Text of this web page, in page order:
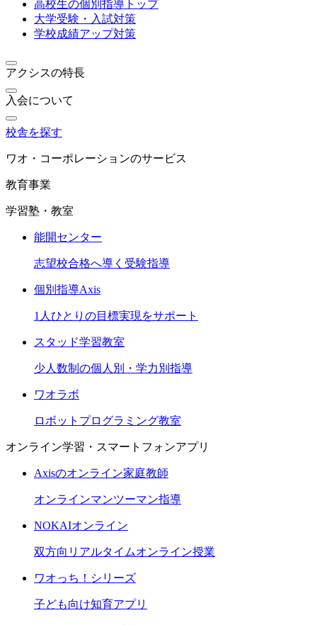
高校生の個別指導トップ
大学受験・入試対策
学校成績アップ対策
アクシスの特長
入会について
校舎を探す
ワオ・コーポレーションのサービス
教育事業
学習塾・教室
能開センター
志望校合格へ導く受験指導
個別指導Axis
1人ひとりの目標実現をサポート
スタッド学習教室
少人数制の個人別・学力別指導
ワオラボ
ロボットプログラミング教室
オンライン学習・スマートフォンアプリ
Axisのオンライン家庭教師
オンラインマンツーマン指導
NOKAIオンライン
双方向リアルタイムオンライン授業
ワオっち！シリーズ
子ども向け知育アプリ